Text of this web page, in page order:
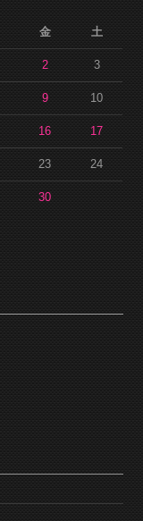
金 土
2 3
9 10
16 17
23 24
30